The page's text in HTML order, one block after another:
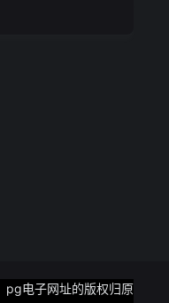
pg电子网址的版权归原